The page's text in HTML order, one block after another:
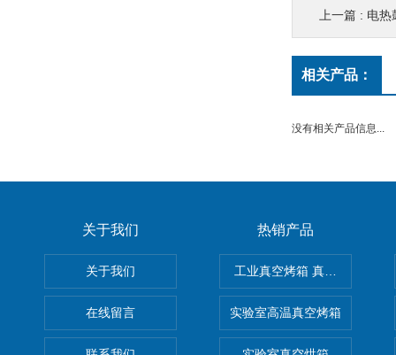
上一篇 : 电热
相关产品：
没有相关产品信息...
关于我们
关于我们
在线留言
热销产品
工业真空烤箱 真空烘箱
实验室高温真空烤箱